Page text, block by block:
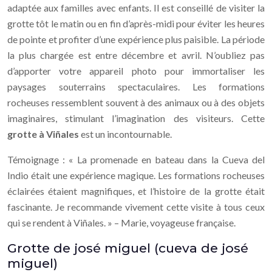
adaptée aux familles avec enfants. Il est conseillé de visiter la
grotte tôt le matin ou en fin d’après-midi pour éviter les heures
de pointe et profiter d’une expérience plus paisible. La période
la plus chargée est entre décembre et avril. N’oubliez pas
d’apporter votre appareil photo pour immortaliser les
paysages souterrains spectaculaires. Les formations
rocheuses ressemblent souvent à des animaux ou à des objets
imaginaires, stimulant l’imagination des visiteurs. Cette
grotte à Viñales est un incontournable.
Témoignage : « La promenade en bateau dans la Cueva del
Indio était une expérience magique. Les formations rocheuses
éclairées étaient magnifiques, et l’histoire de la grotte était
fascinante. Je recommande vivement cette visite à tous ceux
qui se rendent à Viñales. » – Marie, voyageuse française.
Grotte de josé miguel (cueva de josé
miguel)